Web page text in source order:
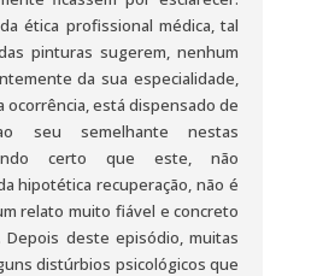
ética profissional médica, tal
pinturas sugerem, nenhum
da sua especialidade,
ocorrência, está dispensado de
seu semelhante nestas
certo que este, não
hipotética recuperação, não é
relato muito fiável e concreto
deste episódio, muitas
distúrbios psicológicos que